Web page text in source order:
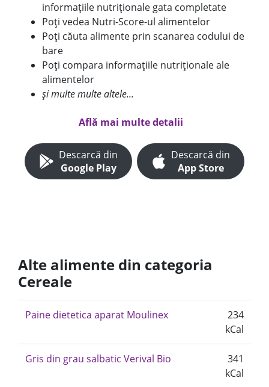
informațiile nutriționale gata completate
Poți vedea Nutri-Score-ul alimentelor
Poți căuta alimente prin scanarea codului de
bare
Poți compara informațiile nutriționale ale
alimentelor
și multe multe altele...
Află mai multe detalii
Descarcă din
Google Play
Descarcă din
App Store
Alte alimente din categoria
Cereale
Paine dietetica aparat Moulinex
234
kCal
Gris din grau salbatic Verival Bio
341
kCal